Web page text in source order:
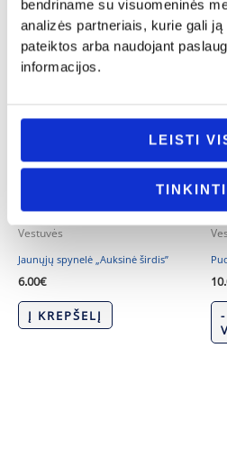
bendriname su visuomeninės
analizės partneriais, kurie gali
pateiktos arba naudojant
informacijos.
LEISTI
TINKINTI
Vestuvės
Jaunųjų spynelė „Auksinė širdis”
6.00€
Į KREPŠELĮ